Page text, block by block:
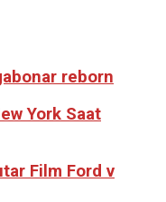
reborn
York Saat
Film Ford v